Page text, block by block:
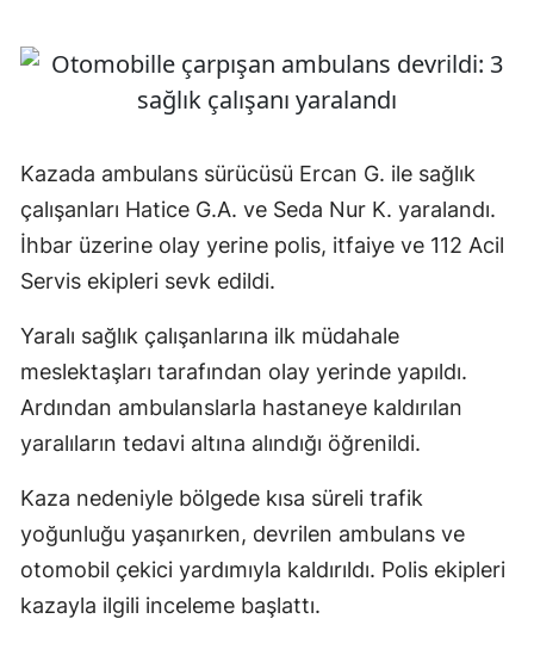
Kazada ambulans sürücüsü Ercan G. ile sağlık
çalışanları Hatice G.A. ve Seda Nur K. yaralandı.
İhbar üzerine olay yerine polis, itfaiye ve 112 Acil
Servis ekipleri sevk edildi.
Yaralı sağlık çalışanlarına ilk müdahale
meslektaşları tarafından olay yerinde yapıldı.
Ardından ambulanslarla hastaneye kaldırılan
yaralıların tedavi altına alındığı öğrenildi.
Kaza nedeniyle bölgede kısa süreli trafik
yoğunluğu yaşanırken, devrilen ambulans ve
otomobil çekici yardımıyla kaldırıldı. Polis ekipleri
kazayla ilgili inceleme başlattı.